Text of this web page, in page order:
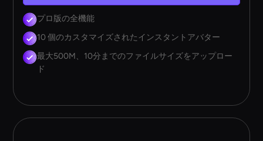
プロ版の全機能
10 個のカスタマイズされたインスタントアバター
最大500M、10分までのファイルサイズをアップロー
ド